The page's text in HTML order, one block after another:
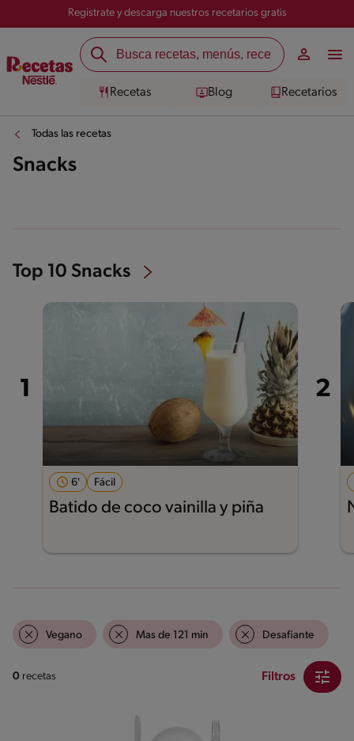
Registrate y descarga nuestros recetarios gratis
Recetas Blog Recetarios
Todas las recetas
Snacks
Top 10 Snacks
6' Fácil
Batido de coco vainilla y piña
Vegano Mas de 121 min Desafiante
0 recetas Filtros